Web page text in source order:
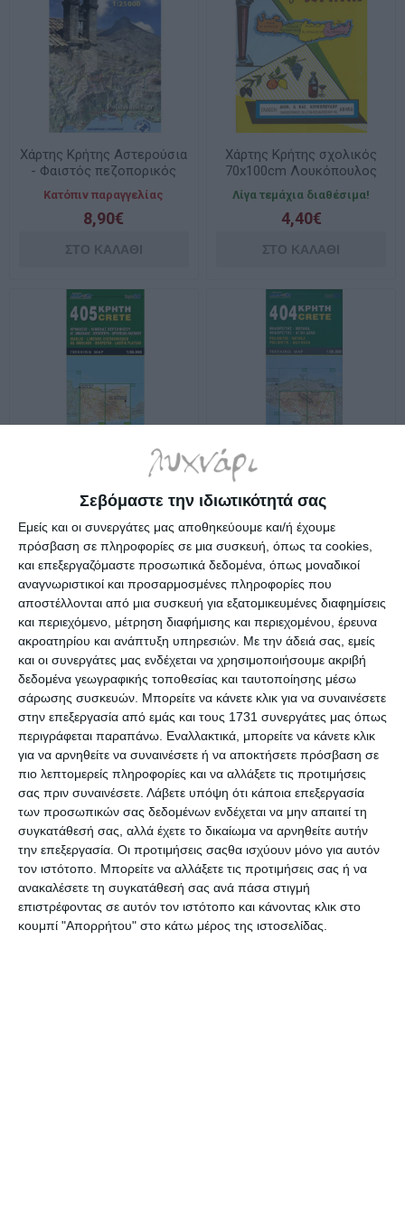
Σεβόμαστε την ιδιωτικότητά σας
Εμείς και οι συνεργάτες μας αποθηκεύουμε και/ή έχουμε
πρόσβαση σε πληροφορίες σε μια συσκευή, όπως τα cookies,
και επεξεργαζόμαστε προσωπικά δεδομένα, όπως μοναδικοί
αναγνωριστικοί και προσαρμοσμένες πληροφορίες που
αποστέλλονται από μια συσκευή για εξατομικευμένες διαφημίσεις
και περιεχόμενο, μέτρηση διαφήμισης και περιεχομένου, έρευνα
ακροατηρίου και ανάπτυξη υπηρεσιών. Με την άδειά σας, εμείς
και οι συνεργάτες μας ενδέχεται να χρησιμοποιήσουμε ακριβή
δεδομένα γεωγραφικής τοποθεσίας και ταυτοποίησης μέσω
σάρωσης συσκευών. Μπορείτε να κάνετε κλικ για να συναινέσετε
στην επεξεργασία από εμάς και τους 1731 συνεργάτες μας όπως
περιγράφεται παραπάνω. Εναλλακτικά, μπορείτε να κάνετε κλικ
για να αρνηθείτε να συναινέσετε ή να αποκτήσετε πρόσβαση σε
πιο λεπτομερείς πληροφορίες και να αλλάξετε τις προτιμήσεις
σας πριν συναινέσετε. Λάβετε υπόψη ότι κάποια επεξεργασία
των προσωπικών σας δεδομένων ενδέχεται να μην απαιτεί τη
συγκατάθεσή σας, αλλά έχετε το δικαίωμα να αρνηθείτε αυτήν
την επεξεργασία. Οι προτιμήσεις σαςθα ισχύουν μόνο για αυτόν
τον ιστότοπο. Μπορείτε να αλλάξετε τις προτιμήσεις σας ή να
ανακαλέσετε τη συγκατάθεσή σας ανά πάσα στιγμή
επιστρέφοντας σε αυτόν τον ιστότοπο και κάνοντας κλικ στο
κουμπί "Απορρήτου" στο κάτω μέρος της ιστοσελίδας.
Χάρτης Κρήτης Αστερούσια
- Φαιστός πεζοπορικός
Κατόπιν παραγγελίας
8,90€
Χάρτης Κρήτης σχολικός
70x100cm Λουκόπουλος
Λίγα τεμάχια διαθέσιμα!
4,40€
Χάρτης Κρήτης: Αγ.
Νικόλαος - Ιεραπετρα [405]
1:50000 Road
Λίγα τεμάχια διαθέσιμα!
6,99€
Χάρτης Κρήτης: Αγίοι Δέκα
- Μάταλα [404] 1:50000
Road
Λίγα τεμάχια διαθέσιμα!
6,90€
Χάρτης Κρήτης: Ψηλορείτης
- Μπαλί [403] 1:50000 Road
6,90€
Χάρτης Μάταλα - Αγία
Γαλήνη Mystis
Διαθέσιμο
3,00€